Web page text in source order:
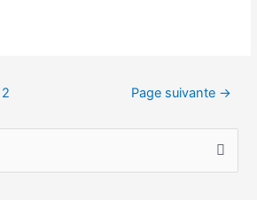
2 Page suivante →